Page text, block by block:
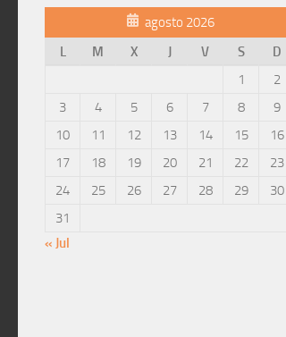
agosto 2026
L
M X J V S
D
1
2
3
4 5 6 7 8
9
10
11 12 13 14 15
16
17
18 19 20 21 22
23
24
25 26 27 28 29
30
31
« Jul